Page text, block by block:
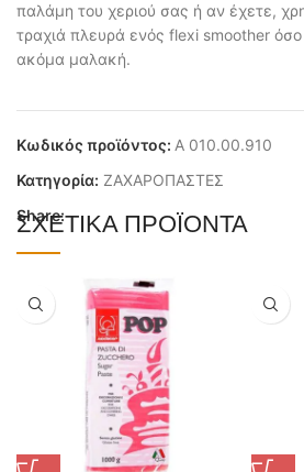
παλάμη του χεριού σας ή αν έχετε,
τραχιά πλευρά ενός flexi smoother
ακόμα μαλακή.
Κωδικός προϊόντος: Α 010.00.910
Κατηγορία: ΖΑΧΑΡΟΠΑΣΤΕΣ
Share:
ΣΧΕΤΙΚΆ ΠΡΟΪΌΝΤΑ